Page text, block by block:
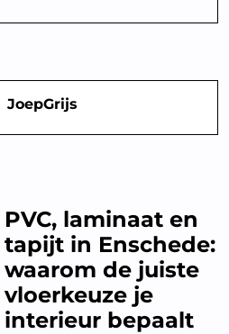
JoepGrijs
PVC, laminaat en
tapijt in Enschede:
waarom de juiste
vloerkeuze je
interieur bepaalt